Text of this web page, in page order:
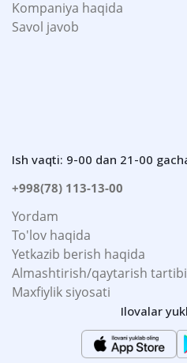
Kompaniya haqida
Savol javob
Ish vaqti: 9-00 dan 21-00
+998(78) 113-13-00
Yordam
To'lov haqida
Yetkazib berish haqida
Almashtirish/qaytarish tartibi
Maxfiylik siyosati
Ilovalar